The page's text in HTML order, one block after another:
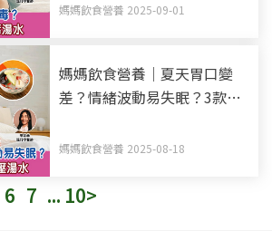
媽媽飲食營養 2025-09-01
媽媽飲食營養｜夏天胃口變
差？情緒波動易失眠？3款孕
媽媽飲食營養 2025-08-18
6 7 ... 10>